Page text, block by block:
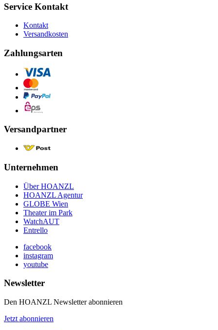
Service Kontakt
Kontakt
Versandkosten
Zahlungsarten
Versandpartner
Unternehmen
Über HOANZL
HOANZL Agentur
GLOBE Wien
Theater im Park
WatchAUT
Entrello
facebook
instagram
youtube
Newsletter
Den HOANZL Newsletter abonnieren
Jetzt abonnieren